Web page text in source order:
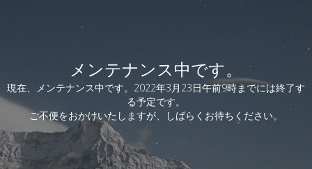
メンテナンス中です。
現在、メンテナンス中です。2022年3月23日午前9時までには終了す
る予定です。
ご不便をおかけいたしますが、しばらくお待ちください。